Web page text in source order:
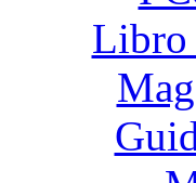
Libro